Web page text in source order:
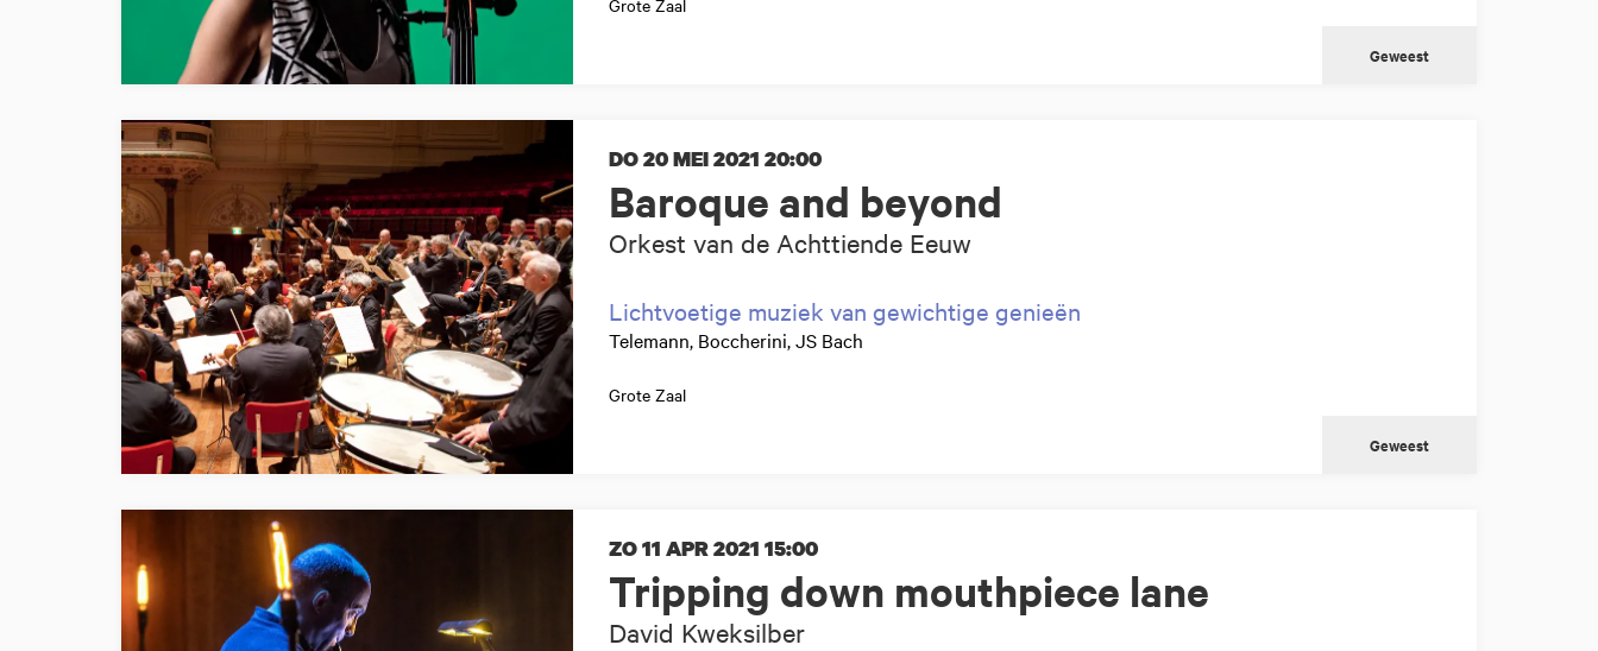
Grote Zaal
Geweest
Baroque and beyond
Orkest van de Achttiende Eeuw
DO 20 MEI 2021 20:00
Lichtvoetige muziek van gewichtige genieën
Telemann, Boccherini, JS Bach
Grote Zaal
Geweest
Tripping down mouthpiece lane
David Kweksilber
ZO 11 APR 2021 15:00